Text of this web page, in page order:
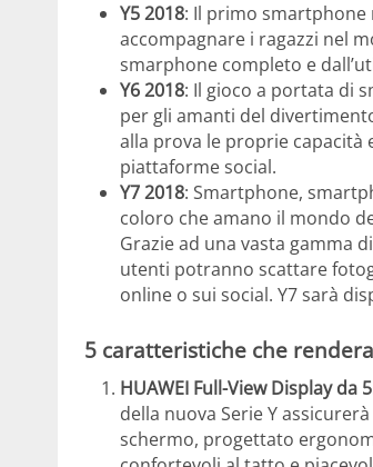
Y5 2018: Il primo smartphone
accompagnare i ragazzi nel
smarphone completo e
Y6 2018: Il gioco a portata di
per gli amanti del
alla prova le proprie
piattaforme social.
Y7 2018: Smartphone,
coloro che amano il mondo
Grazie ad una vasta gamma
utenti potranno scattare
online o sui social. Y7 sarà
5 caratteristiche che
HUAWEI Full-View Display da
della nuova Serie Y
schermo, progettato